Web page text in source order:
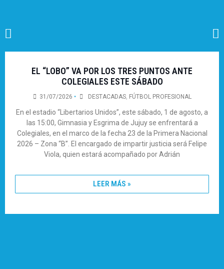
EL “LOBO” VA POR LOS TRES PUNTOS ANTE
COLEGIALES ESTE SÁBADO
31/07/2026 • DESTACADAS, FÚTBOL PROFESIONAL
En el estadio “Libertarios Unidos”, este sábado, 1 de agosto, a
las 15:00, Gimnasia y Esgrima de Jujuy se enfrentará a
Colegiales, en el marco de la fecha 23 de la Primera Nacional
2026 – Zona “B”. El encargado de impartir justicia será Felipe
Viola, quien estará acompañado por Adrián
LEER MÁS »